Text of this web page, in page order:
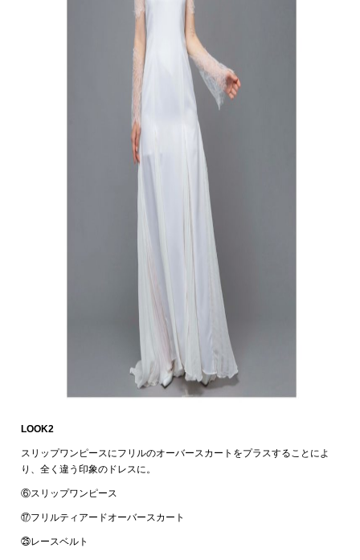
LOOK2
スリップワンピースにフリルのオーバースカートをプラスすることによ
り、全く違う印象のドレスに。
⑥スリップワンピース
⑰フリルティアードオーバースカート
㉕レースベルト